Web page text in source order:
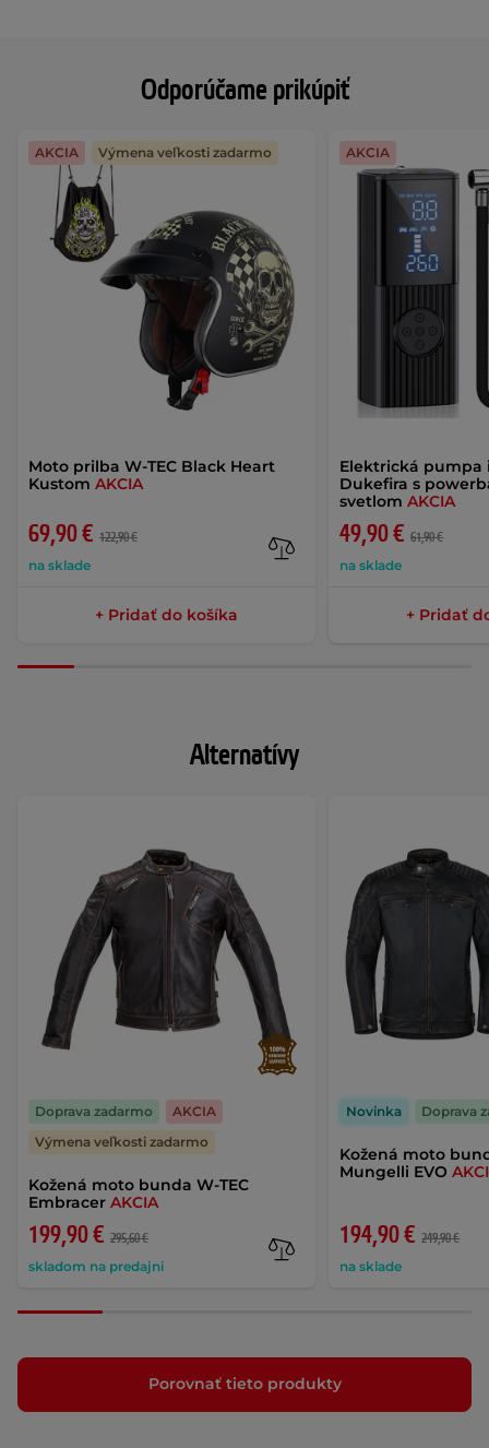
Odporúčame prikúpiť
Moto prilba W-TEC Black Heart
Kustom AKCIA
69,90 € 122,90 €
na sklade
AKCIA Výmena veľkosti zadarmo
+ Pridať do košíka
Elektrická pumpa
Dukefira s
svetlomAKCIA
49,90 € 61,90 €
na sklade
AKCIA
+ Pridať
Alternatívy
Kožená moto bunda W-TEC
Embracer AKCIA
199,90 € 295,60 €
skladom na predajni
Doprava zadarmo
AKCIA
Výmena veľkosti zadarmo
Kožená moto
Mungelli EVO
194,90 € 249,90 €
na sklade
Novinka Doprava
Porovnať tieto produkty